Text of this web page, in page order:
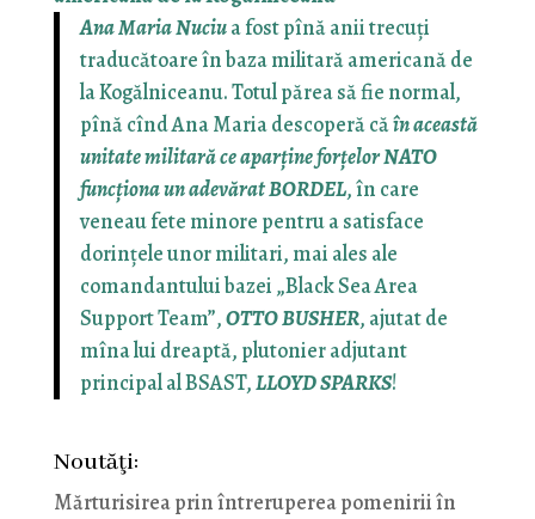
Ana Maria Nuciua fost pînă anii trecuţi
traducătoare în baza militară americană de
la Kogălniceanu. Totul părea să fie normal,
pînă cînd Ana Maria descoperă căîn această
unitate militară ce aparţine forţelor NATO
funcţiona un adevăratBORDEL, în care
veneau fete minore pentru a satisface
dorinţele unor militari, mai ales ale
comandantului bazei „Black Sea Area
Support Team”,OTTO BUSHER, ajutat de
mîna lui dreaptă, plutonier adjutant
principal al BSAST,LLOYD SPARKS!
Noutăţi:
Mărturisirea prin întreruperea pomenirii în